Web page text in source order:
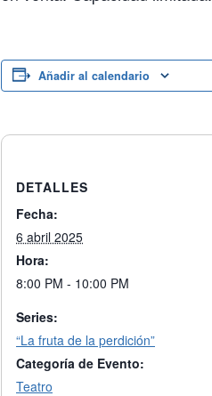
Añadir al calendario
DETALLES
Fecha:
6 abril 2025
Hora:
8:00 PM - 10:00 PM
Series:
“La fruta de la perdición”
Categoría de Evento:
Teatro